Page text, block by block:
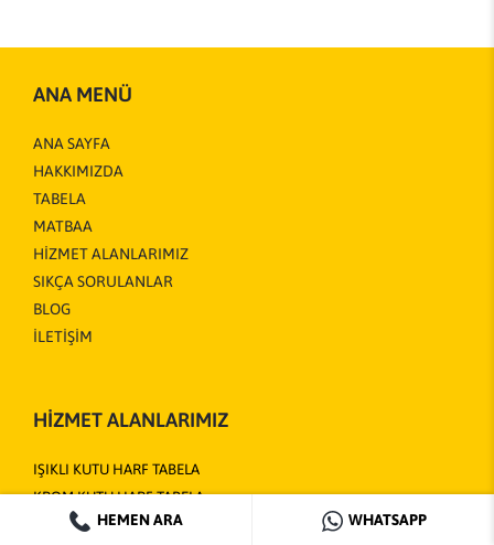
ANA MENÜ
ANA SAYFA
HAKKIMIZDA
TABELA
MATBAA
HİZMET ALANLARIMIZ
SIKÇA SORULANLAR
BLOG
İLETİŞİM
HİZMET ALANLARIMIZ
IŞIKLI KUTU HARF TABELA
KROM KUTU HARF TABELA
KOMPOZİT OYMA TABELA
HEMEN ARA WHATSAPP